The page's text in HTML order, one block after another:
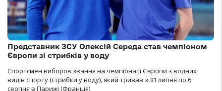
Представник ЗСУ Олексій Середа став чемпіоном
Європи зі стрибків у воду
Спортсмен виборов звання на чемпіонаті Європи з водних
видів спорту (стрибки у воду), який тривав з 31 липня по 6
серпня в Парижі (Франція).